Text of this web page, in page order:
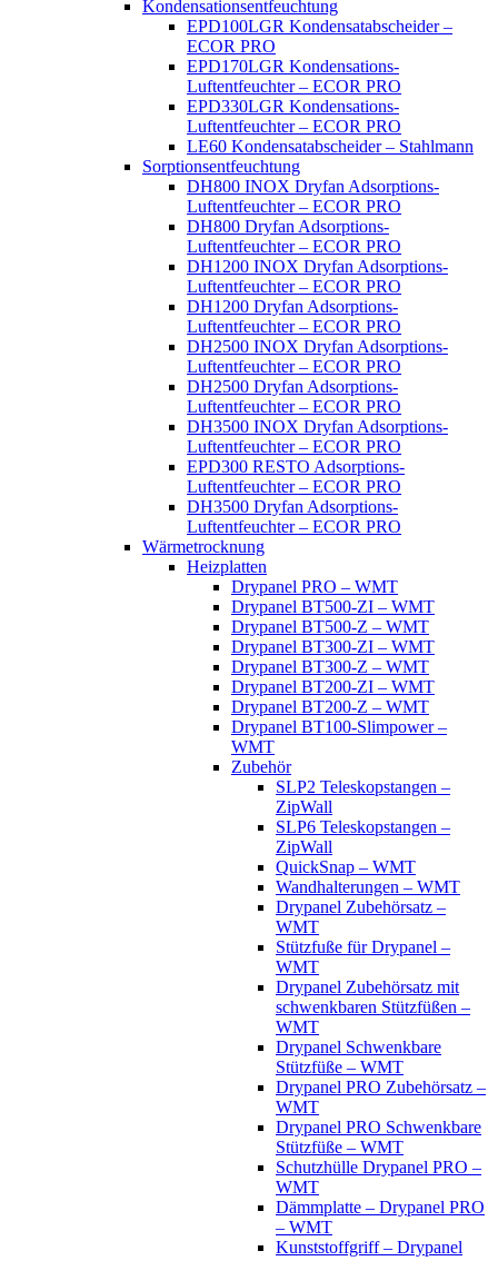
Kondensationsentfeuchtung
EPD100LGR Kondensatabscheider –
ECOR PRO
EPD170LGR Kondensations-
Luftentfeuchter – ECOR PRO
EPD330LGR Kondensations-
Luftentfeuchter – ECOR PRO
LE60 Kondensatabscheider – Stahlmann
Sorptionsentfeuchtung
DH800 INOX Dryfan Adsorptions-
Luftentfeuchter – ECOR PRO
DH800 Dryfan Adsorptions-
Luftentfeuchter – ECOR PRO
DH1200 INOX Dryfan Adsorptions-
Luftentfeuchter – ECOR PRO
DH1200 Dryfan Adsorptions-
Luftentfeuchter – ECOR PRO
DH2500 INOX Dryfan Adsorptions-
Luftentfeuchter – ECOR PRO
DH2500 Dryfan Adsorptions-
Luftentfeuchter – ECOR PRO
DH3500 INOX Dryfan Adsorptions-
Luftentfeuchter – ECOR PRO
EPD300 RESTO Adsorptions-
Luftentfeuchter – ECOR PRO
DH3500 Dryfan Adsorptions-
Luftentfeuchter – ECOR PRO
Wärmetrocknung
Heizplatten
Drypanel PRO – WMT
Drypanel BT500-ZI – WMT
Drypanel BT500-Z – WMT
Drypanel BT300-ZI – WMT
Drypanel BT300-Z – WMT
Drypanel BT200-ZI – WMT
Drypanel BT200-Z – WMT
Drypanel BT100-Slimpower –
WMT
Zubehör
SLP2 Teleskopstangen –
ZipWall
SLP6 Teleskopstangen –
ZipWall
QuickSnap – WMT
Wandhalterungen – WMT
Drypanel Zubehörsatz –
WMT
Stützfuße für Drypanel –
WMT
Drypanel Zubehörsatz mit
schwenkbaren Stützfüßen –
WMT
Drypanel Schwenkbare
Stützfüße – WMT
Drypanel PRO Zubehörsatz –
WMT
Drypanel PRO Schwenkbare
Stützfüße – WMT
Schutzhülle Drypanel PRO –
WMT
Dämmplatte – Drypanel PRO
– WMT
Kunststoffgriff – Drypanel